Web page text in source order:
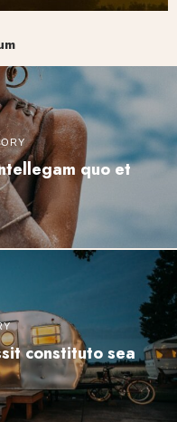
quo et
constituto sea